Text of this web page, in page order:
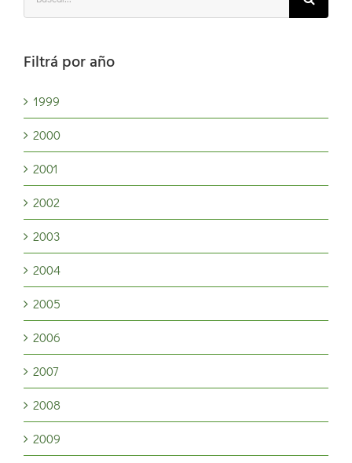
Filtrá por año
1999
2000
2001
2002
2003
2004
2005
2006
2007
2008
2009